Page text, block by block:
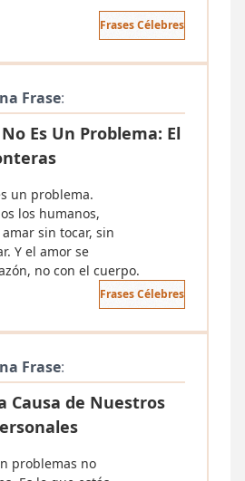
Frases Célebres
Frase:
Es Un Problema: El
un problema.
los humanos,
sin tocar, sin
Y el amor se
no con el cuerpo.
Frases Célebres
Frase:
Causa de Nuestros
problemas no